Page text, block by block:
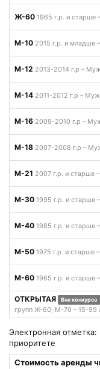
Ж-60 1965 г.р. и старше
М-10 2015 г.р. и младше
М-12 2013-2014 г.р –
М-14 2011-2012 г.р –
М-16 2009-2010 г.р –
М-18 2007-2008 г.р –
М-21 2007 г.р. и старше
М-30 1995 г.р. и старше
М-40 1985 г.р. и старше
М-50 1975 г.р. и старше
М-60 1965 г.р. и старше
ОТКРЫТАЯ
Вне конкурса
групп Ж-60, М-70 – 15-99
Электронная
приоритете
Стоимость аренды